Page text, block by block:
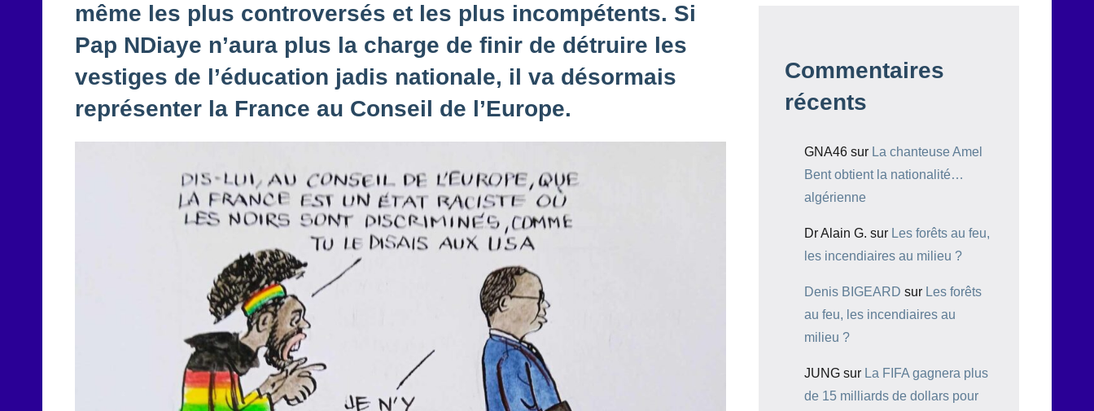
même les plus controversés et les plus incompétents. Si
Pap NDiaye n’aura plus la charge de finir de détruire les
vestiges de l’éducation jadis nationale, il va désormais
représenter la France au Conseil de l’Europe.
Commentaires
récents
GNA46 sur La chanteuse Amel
Bent obtient la nationalité…
algérienne
Dr Alain G. sur Les forêts au feu,
les incendiaires au milieu ?
Denis BIGEARD sur Les forêts
au feu, les incendiaires au
milieu ?
JUNG sur La FIFA gagnera plus
de 15 milliards de dollars pour